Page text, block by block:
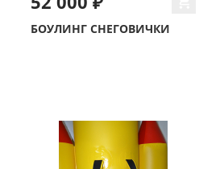
БОУЛИНГ СНЕГОВИЧКИ